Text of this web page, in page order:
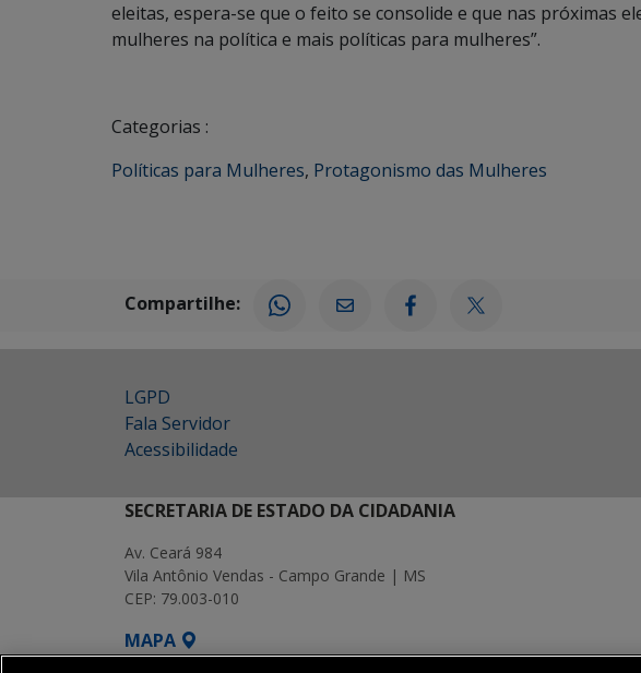
eleitas, espera-se que o feito se consolide e que nas próximas
mulheres na política e mais políticas para mulheres”.
Categorias :
Políticas para Mulheres, Protagonismo das Mulheres
Compartilhe:
LGPD
Fala Servidor
Acessibilidade
SECRETARIA DE ESTADO DA CIDADANIA
Av. Ceará 984
Vila Antônio Vendas - Campo Grande | MS
CEP: 79.003-010
MAPA